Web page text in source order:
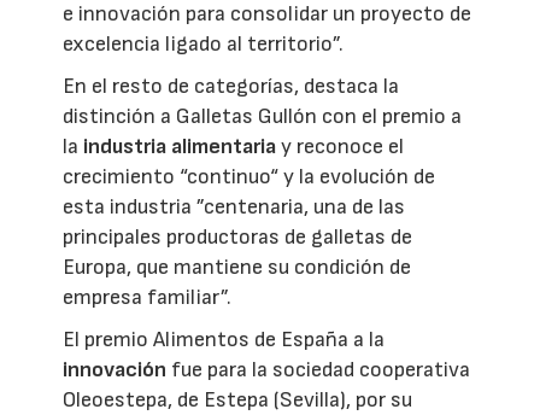
e innovación para consolidar un proyecto de
excelencia ligado al territorio”.
En el resto de categorías, destaca la
distinción a Galletas Gullón con el premio a
la industria alimentariay reconoce el
crecimiento “continuo“ y la evolución de
esta industria ”centenaria, una de las
principales productoras de galletas de
Europa, que mantiene su condición de
empresa familiar”.
El premio Alimentos de España a la
innovación fue para la sociedad cooperativa
Oleoestepa, de Estepa (Sevilla), por su